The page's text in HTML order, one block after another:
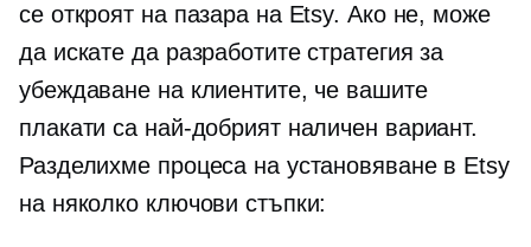
се откроят на пазара на Etsy. Ако не, може
да искате да разработите стратегия за
убеждаване на клиентите, че вашите
плакати са най-добрият наличен вариант.
Разделихме процеса на установяване в Etsy
на няколко ключови стъпки: